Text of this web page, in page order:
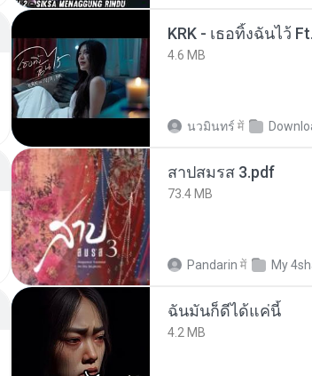
4.6 MB
นวมินทร์ में
สาปสมรส 3.pdf
73.4 MB
Pandarin में My
ฉันมันก็ดีได้แค่นี้
4.2 MB